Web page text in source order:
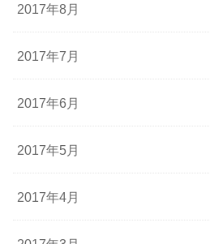
2017年8月
2017年7月
2017年6月
2017年5月
2017年4月